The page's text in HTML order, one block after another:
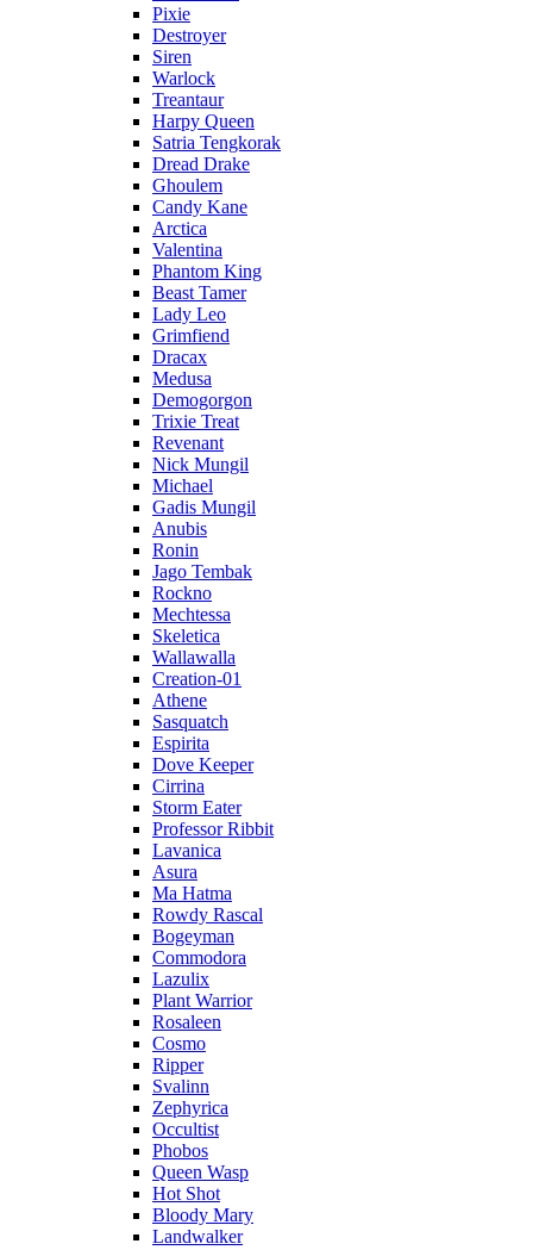
Pixie
Destroyer
Siren
Warlock
Treantaur
Harpy Queen
Satria Tengkorak
Dread Drake
Ghoulem
Candy Kane
Arctica
Valentina
Phantom King
Beast Tamer
Lady Leo
Grimfiend
Dracax
Medusa
Demogorgon
Trixie Treat
Revenant
Nick Mungil
Michael
Gadis Mungil
Anubis
Ronin
Jago Tembak
Rockno
Mechtessa
Skeletica
Wallawalla
Creation-01
Athene
Sasquatch
Espirita
Dove Keeper
Cirrina
Storm Eater
Professor Ribbit
Lavanica
Asura
Ma Hatma
Rowdy Rascal
Bogeyman
Commodora
Lazulix
Plant Warrior
Rosaleen
Cosmo
Ripper
Svalinn
Zephyrica
Occultist
Phobos
Queen Wasp
Hot Shot
Bloody Mary
Landwalker